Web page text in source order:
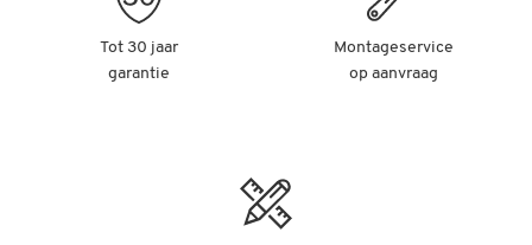
Tot 30 jaar
garantie
Montageservice
op aanvraag